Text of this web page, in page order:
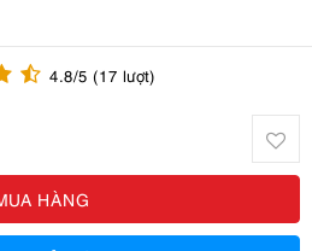
4.8/5 (17 lượt)
HÀNG